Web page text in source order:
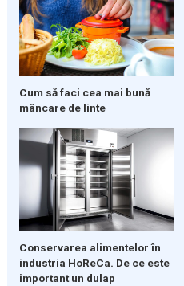
Cum să faci cea mai bună
mâncare de linte
Conservarea alimentelor în
industria HoReCa. De ce este
important un dulap